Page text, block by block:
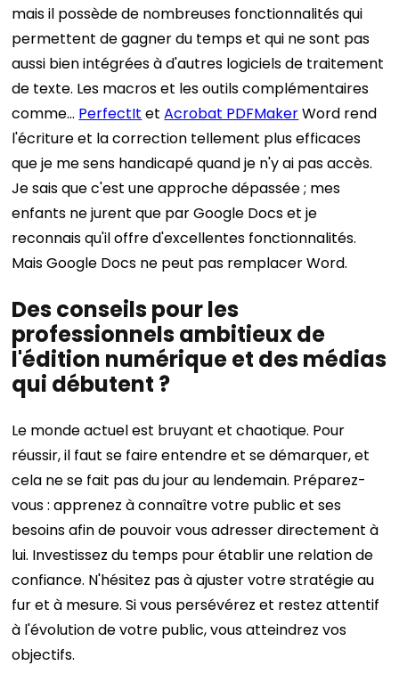
mais il possède de nombreuses fonctionnalités qui
permettent de gagner du temps et qui ne sont pas
aussi bien intégrées à d'autres logiciels de traitement
de texte. Les macros et les outils complémentaires
comme… PerfectIt etAcrobat PDFMakerWord rend
l'écriture et la correction tellement plus efficaces
que je me sens handicapé quand je n'y ai pas accès.
Je sais que c'est une approche dépassée ; mes
enfants ne jurent que par Google Docs et je
reconnais qu'il offre d'excellentes fonctionnalités.
Mais Google Docs ne peut pas remplacer Word.
Des conseils pour les
professionnels ambitieux de
l'édition numérique et des médias
qui débutent ?
Le monde actuel est bruyant et chaotique. Pour
réussir, il faut se faire entendre et se démarquer, et
cela ne se fait pas du jour au lendemain. Préparez-
vous : apprenez à connaître votre public et ses
besoins afin de pouvoir vous adresser directement à
lui. Investissez du temps pour établir une relation de
confiance. N'hésitez pas à ajuster votre stratégie au
fur et à mesure. Si vous persévérez et restez attentif
à l'évolution de votre public, vous atteindrez vos
objectifs.